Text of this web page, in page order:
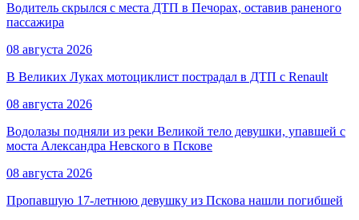
Водитель скрылся с места ДТП в Печорах, оставив раненого
пассажира
08 августа 2026
В Великих Луках мотоциклист пострадал в ДТП с Renault
08 августа 2026
Водолазы подняли из реки Великой тело девушки, упавшей с
моста Александра Невского в Пскове
08 августа 2026
Пропавшую 17-летнюю девушку из Пскова нашли погибшей